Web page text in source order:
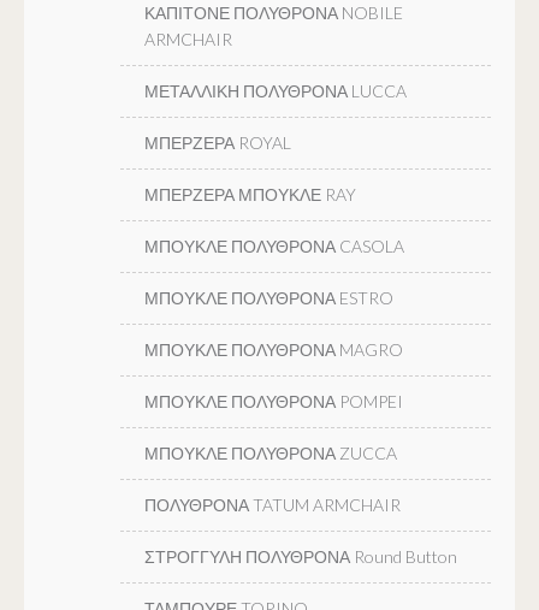
ΚΑΠΙΤΟΝΕ ΠΟΛΥΘΡΟΝΑ NOBILE
ARMCHAIR
ΜΕΤΑΛΛΙΚΗ ΠΟΛΥΘΡΟΝΑ LUCCA
ΜΠΕΡΖΕΡΑ ROYAL
ΜΠΕΡΖΕΡΑ ΜΠΟΥΚΛΕ RAY
ΜΠΟΥΚΛΕ ΠΟΛΥΘΡΟΝΑ CASOLA
ΜΠΟΥΚΛΕ ΠΟΛΥΘΡΟΝΑ ESTRO
ΜΠΟΥΚΛΕ ΠΟΛΥΘΡΟΝΑ MAGRO
ΜΠΟΥΚΛΕ ΠΟΛΥΘΡΟΝΑ POMPEI
ΜΠΟΥΚΛΕ ΠΟΛΥΘΡΟΝΑ ZUCCA
ΠΟΛΥΘΡΟΝΑ TATUM ARMCHAIR
ΣΤΡΟΓΓΥΛΗ ΠΟΛΥΘΡΟΝΑ Round Button